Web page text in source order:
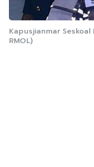
Kapusjianmar Seskoal
RMOL)